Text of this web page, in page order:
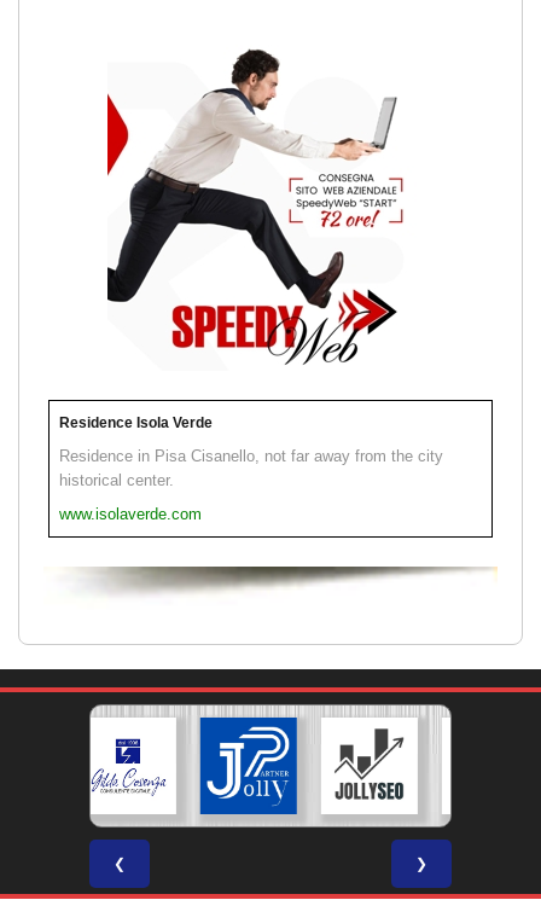
Residence Isola Verde
Residence in Pisa Cisanello, not far away from the city
historical center.
www.isolaverde.com
❮ ❯